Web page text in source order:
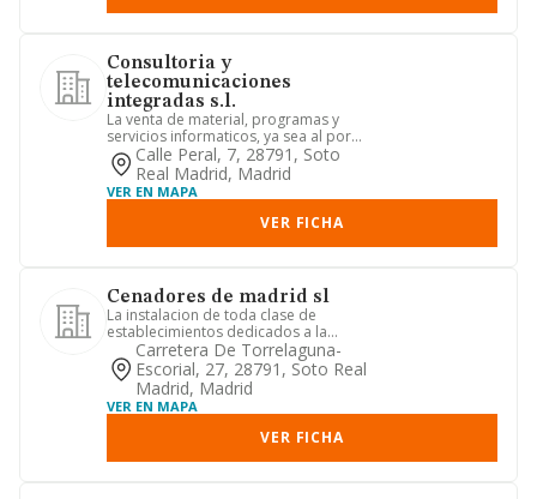
Consultoria y
telecomunicaciones
integradas s.l.
La venta de material, programas y
servicios informaticos, ya sea al por
mayor o al por menor y todo...
Calle Peral, 7, 28791, Soto
Real Madrid, Madrid
VER EN MAPA
VER FICHA
Cenadores de madrid sl
La instalacion de toda clase de
establecimientos dedicados a la
hosteleria, asi como su explotacion...
Carretera De Torrelaguna-
Escorial, 27, 28791, Soto Real
Madrid, Madrid
VER EN MAPA
VER FICHA